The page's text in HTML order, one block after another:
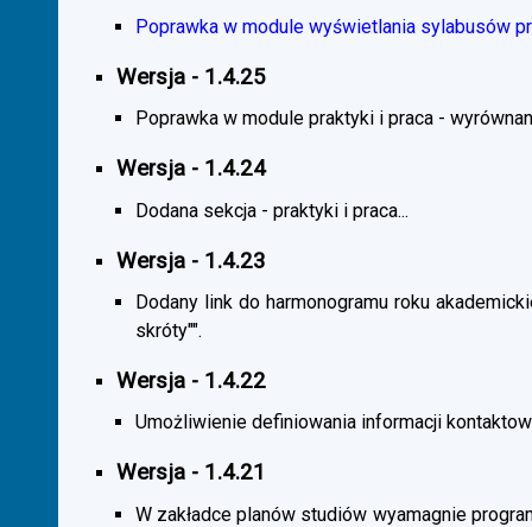
Poprawka w module wyświetlania sylabusów
Wersja - 1.4.25
Poprawka w module praktyki i praca -
Wersja - 1.4.24
Dodana sekcja - praktyki i praca...
Wersja - 1.4.23
Dodany link do harmonogramu roku
skróty"".
Wersja - 1.4.22
Umożliwienie definiowania informacji
Wersja - 1.4.21
W zakładce planów studiów wyamagnie